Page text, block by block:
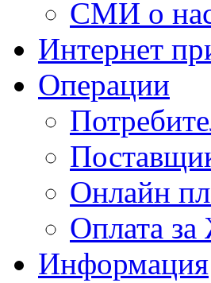
СМИ о
Интернет
Операции
Онлайн
Оплата
Информация